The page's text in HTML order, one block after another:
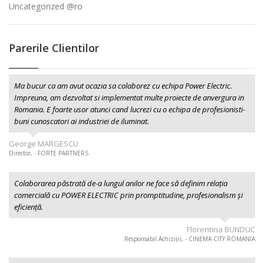
Uncategorized @ro
Parerile Clientilor
Ma bucur ca am avut ocazia sa colaborez cu echipa Power Electric.
Impreuna, am dezvoltat si implementat multe proiecte de anvergura in
Romania. E foarte usor atunci cand lucrezi cu o echipa de profesionisti-
buni cunoscatori ai industriei de iluminat.
George MARGESCU
Director, - FORTE PARTNERS
Colaborarea păstrată de-a lungul anilor ne face să definim relația
comercială cu POWER ELECTRIC prin promptitudine, profesionalism şi
eficiență.
Florentina BUNDUC
Responsabil Achiziții, - CINEMA CITY ROMANIA